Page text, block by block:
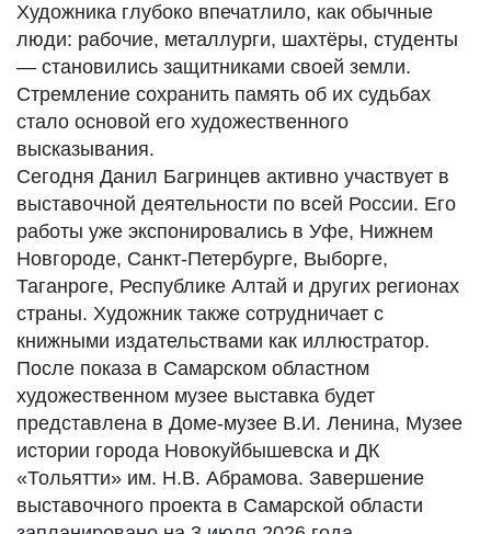
Художника глубоко впечатлило, как обычные
люди: рабочие, металлурги, шахтёры, студенты
— становились защитниками своей земли.
Стремление сохранить память об их судьбах
стало основой его художественного
высказывания.
Сегодня Данил Багринцев активно участвует в
выставочной деятельности по всей России. Его
работы уже экспонировались в Уфе, Нижнем
Новгороде, Санкт-Петербурге, Выборге,
Таганроге, Республике Алтай и других регионах
страны. Художник также сотрудничает с
книжными издательствами как иллюстратор.
После показа в Самарском областном
художественном музее выставка будет
представлена в Доме-музее В.И. Ленина, Музее
истории города Новокуйбышевска и ДК
«Тольятти» им. Н.В. Абрамова. Завершение
выставочного проекта в Самарской области